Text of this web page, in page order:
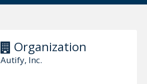
Organization
Autify, Inc.